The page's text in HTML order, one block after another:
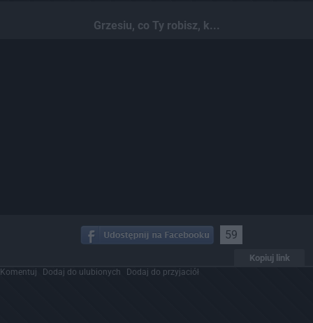
Grzesiu, co Ty robisz, k...
59
Kopiuj link
Komentuj Dodaj do ulubionych Dodaj do przyjaciół